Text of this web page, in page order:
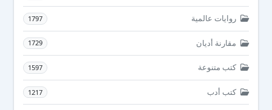
روايات عالمية 1797
مقارنة أديان 1729
كتب متنوعة 1597
كتب أدب 1217